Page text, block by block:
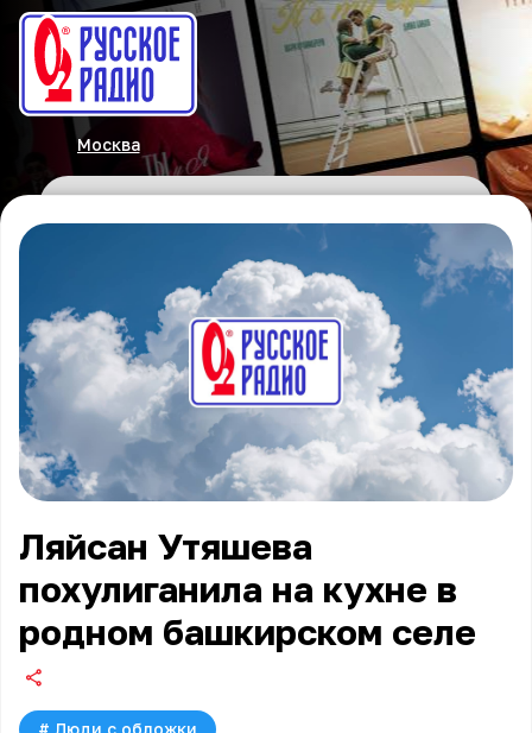
Москва
Ляйсан Утяшева
похулиганила на кухне в
родном башкирском селе
# Люди с обложки